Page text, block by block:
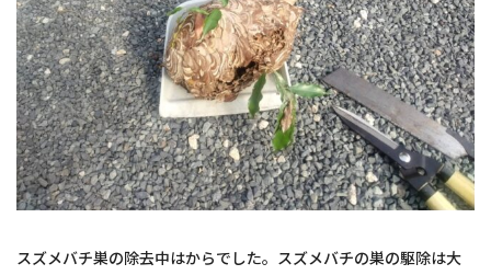
スズメバチ巣の除去中はからでした。スズメバチの巣の駆除は大